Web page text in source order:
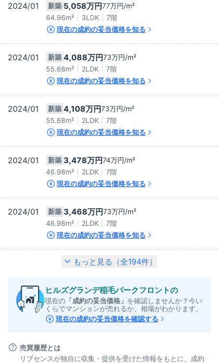
2024/01 新築 5,058万円77万円/m²
64.96m²
3LDK
7階
現在の成約の妥当価格を知る
2024/01 新築 4,088万円73万円/m²
55.68m²
2LDK
7階
現在の成約の妥当価格を知る
2024/01 新築 4,108万円73万円/m²
55.68m²
2LDK
7階
現在の成約の妥当価格を知る
2024/01 新築 3,478万円74万円/m²
46.98m²
2LDK
7階
現在の成約の妥当価格を知る
2024/01 新築 3,468万円73万円/m²
46.98m²
2LDK
7階
現在の成約の妥当価格を知る
もっと見る（全194件）
ヒルズグランデ稲毛パークフロントの
現在の 「成約の妥当価格」 を確認しませんか？今い
くらでマンションが売れるか、相場がわかります。
現在の成約の妥当価格を確認する
売買履歴とは
リブセンスが独自に収集・提供を受けた情報をもとに、成約